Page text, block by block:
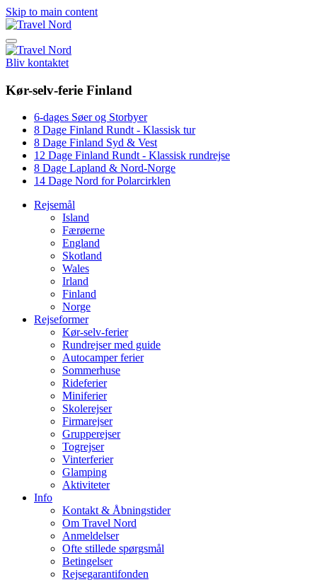
Skip to main content
Bliv kontaktet
Kør-selv-ferie Finland
6-dages Søer og Storbyer
8 Dage Finland Rundt - Klassisk tur
8 Dage Finland Syd & Vest
12 Dage Finland Rundt - Klassisk rundrejse
8 Dage Lapland & Nord-Norge
14 Dage Nord for Polarcirklen
Rejsemål
Island
Færøerne
England
Skotland
Wales
Irland
Finland
Norge
Rejseformer
Kør-selv-ferier
Rundrejser med guide
Autocamper ferier
Sommerhuse
Rideferier
Miniferier
Skolerejser
Firmarejser
Grupperejser
Togrejser
Vinterferier
Glamping
Aktiviteter
Info
Kontakt & Åbningstider
Om Travel Nord
Anmeldelser
Ofte stillede spørgsmål
Betingelser
Rejsegarantifonden